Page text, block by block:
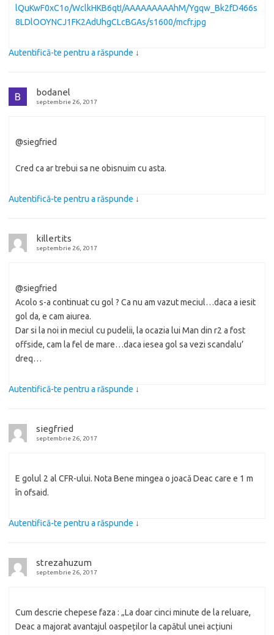
lQuKwF0xC1o/WclkHKB6qtI/AAAAAAAAAhM/Ygqw_Bk2fD466s
8LDlOOYNCJ1FK2AdUhgCLcBGAs/s1600/mcfr.jpg
Autentifică-te pentru a răspunde ↓
bodanel
septembrie 26, 2017
@siegfried
Cred ca ar trebui sa ne obisnuim cu asta.
Autentifică-te pentru a răspunde ↓
killertits
septembrie 26, 2017
@siegfried
Acolo s-a continuat cu gol ? Ca nu am vazut meciul…daca a iesit
gol da, e cam aiurea.
Dar si la noi in meciul cu pudelii, la ocazia lui Man din r2 a fost
offside, cam la fel de mare…daca iesea gol sa vezi scandalu’
dreq…
Autentifică-te pentru a răspunde ↓
siegfried
septembrie 26, 2017
E golul 2 al CFR-ului. Nota Bene mingea o joacă Deac care e 1 m
în ofsaid.
Autentifică-te pentru a răspunde ↓
strezahuzum
septembrie 26, 2017
Cum descrie chepese faza : „La doar cinci minute de la reluare,
Deac a majorat avantajul oaspeților la capătul unei acțiuni